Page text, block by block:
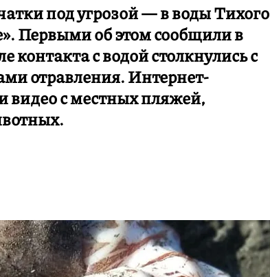
под угрозой — в воды Тихого
Первыми об этом сообщили в
контакта с водой столкнулись с
отравления. Интернет-
видео с местных пляжей,